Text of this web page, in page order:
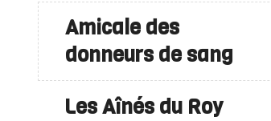
Amicale des
donneurs de sang
Les Aînés du Roy